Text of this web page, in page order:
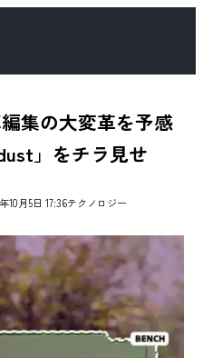
集の大変革を予感
」をチラ見せ
10月5日 17:36テクノロジー